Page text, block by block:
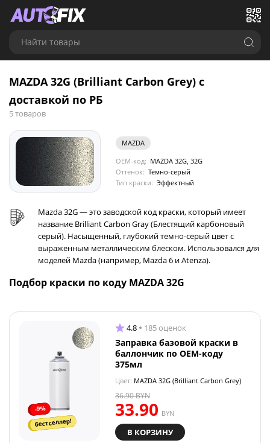
Найти товары
MAZDA 32G (Brilliant Carbon Grey) с
доставкой по РБ
5 товаров
MAZDA
OEM-код: MAZDA 32G, 32G
Оттенок: Темно-серый
Тип краски: Эффектный
Mazda 32G — это заводской код краски, который имеет
название Brilliant Carbon Gray (Блестящий карбоновый
серый). Насыщенный, глубокий темно-серый цвет с
выраженным металлическим блеском. Использовался для
моделей Mazda (например, Mazda 6 и Atenza).
Подбор краски по коду MAZDA 32G
-9%
бестселлер!
4.8 185 оценок
Заправка базовой краски в
баллончик по OEM-коду
375мл
Цвет: MAZDA 32G (Brilliant Carbon Grey)
33.90 BYN
36.90BYN
В КОРЗИНУ